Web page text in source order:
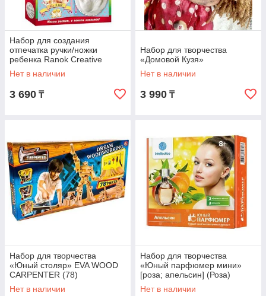
Набор для создания
отпечатка ручки/ножки
ребенка Ranok Creative
(«Крошкина ладошка»)
Нет в наличии
3 690 ₸
Набор для творчества
«Домовой Кузя»
Нет в наличии
3 990 ₸
Набор для творчества
«Юный столяр» EVA WOOD
CARPENTER (78)
Нет в наличии
Набор для творчества
«Юный парфюмер мини»
[роза; апельсин] (Роза)
Нет в наличии